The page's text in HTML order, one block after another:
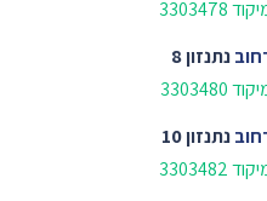
3303478
נתנזון 8
3303480
נתנזון 10
3303482